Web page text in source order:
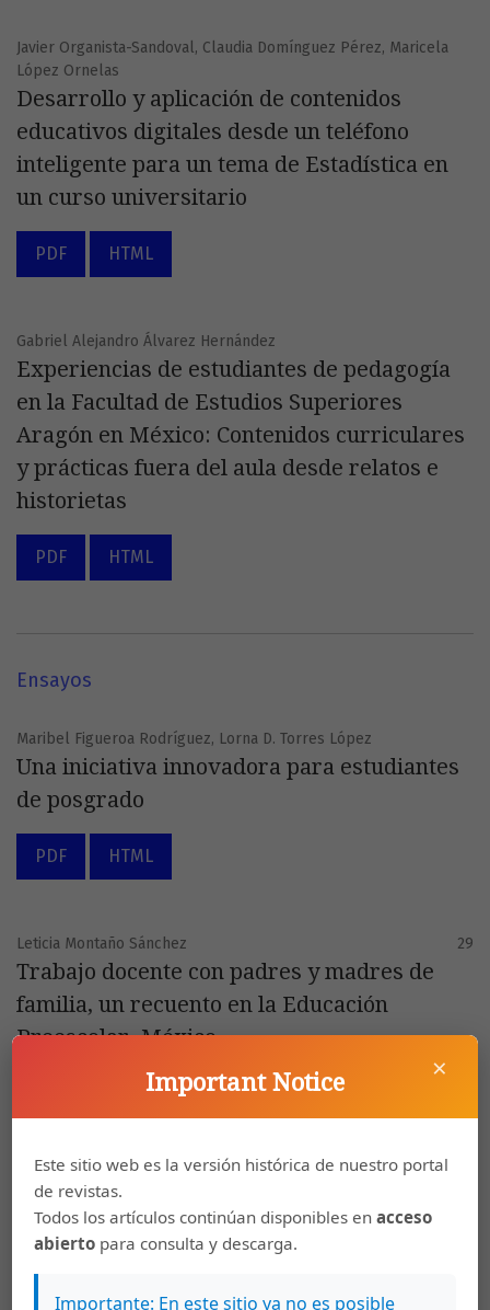
Javier Organista-Sandoval, Claudia Domínguez Pérez, Maricela
López Ornelas
Desarrollo y aplicación de contenidos
educativos digitales desde un teléfono
inteligente para un tema de Estadística en
un curso universitario
PDF HTML
Gabriel Alejandro Álvarez Hernández
Experiencias de estudiantes de pedagogía
en la Facultad de Estudios Superiores
Aragón en México: Contenidos curriculares
y prácticas fuera del aula desde relatos e
historietas
PDF HTML
Ensayos
Maribel Figueroa Rodríguez, Lorna D. Torres López
Una iniciativa innovadora para estudiantes
de posgrado
PDF HTML
Leticia Montaño Sánchez 29
Trabajo docente con padres y madres de
familia, un recuento en la Educación
Preescolar. México
HTML
Francisco Ángel Becerra Lois, Adrián Manuel
Sistema de gestión de la calidad para el
Otavalo, Ecuador
×
Important Notice
Este sitio web es la versión histórica de nuestro portal
de revistas.
Todos los artículos continúan disponibles enacceso
abierto para consulta y descarga.
Importante: En este sitio ya no es posible